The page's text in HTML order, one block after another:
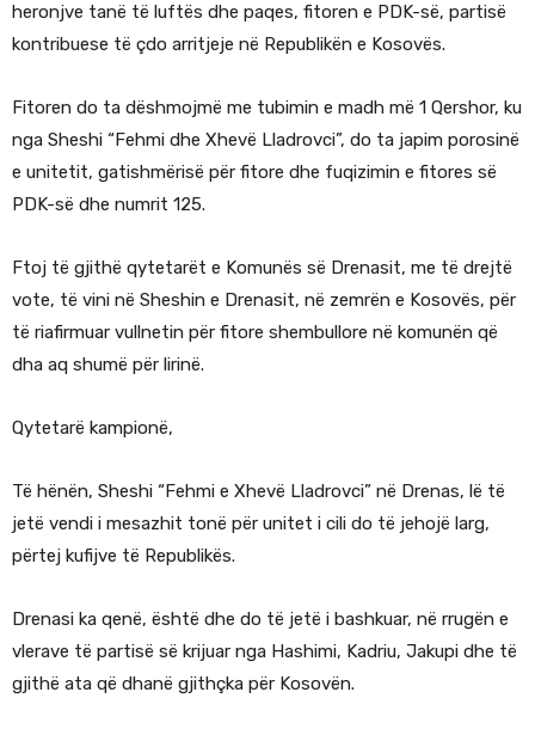
heronjve tanë të luftës dhe paqes, fitoren e PDK-së, partisë
kontribuese të çdo arritjeje në Republikën e Kosovës.
Fitoren do ta dëshmojmë me tubimin e madh më 1 Qershor, ku
nga Sheshi “Fehmi dhe Xhevë Lladrovci”, do ta japim porosinë
e unitetit, gatishmërisë për fitore dhe fuqizimin e fitores së
PDK-së dhe numrit 125.
Ftoj të gjithë qytetarët e Komunës së Drenasit, me të drejtë
vote, të vini në Sheshin e Drenasit, në zemrën e Kosovës, për
të riafirmuar vullnetin për fitore shembullore në komunën që
dha aq shumë për lirinë.
Qytetarë kampionë,
Të hënën, Sheshi “Fehmi e Xhevë Lladrovci” në Drenas, lë të
jetë vendi i mesazhit tonë për unitet i cili do të jehojë larg,
përtej kufijve të Republikës.
Drenasi ka qenë, është dhe do të jetë i bashkuar, në rrugën e
vlerave të partisë së krijuar nga Hashimi, Kadriu, Jakupi dhe të
gjithë ata që dhanë gjithçka për Kosovën.